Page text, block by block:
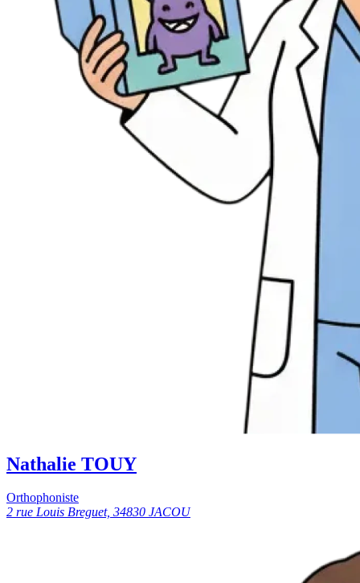
Nathalie TOUY
Orthophoniste
2 rue Louis Breguet, 34830 JACOU